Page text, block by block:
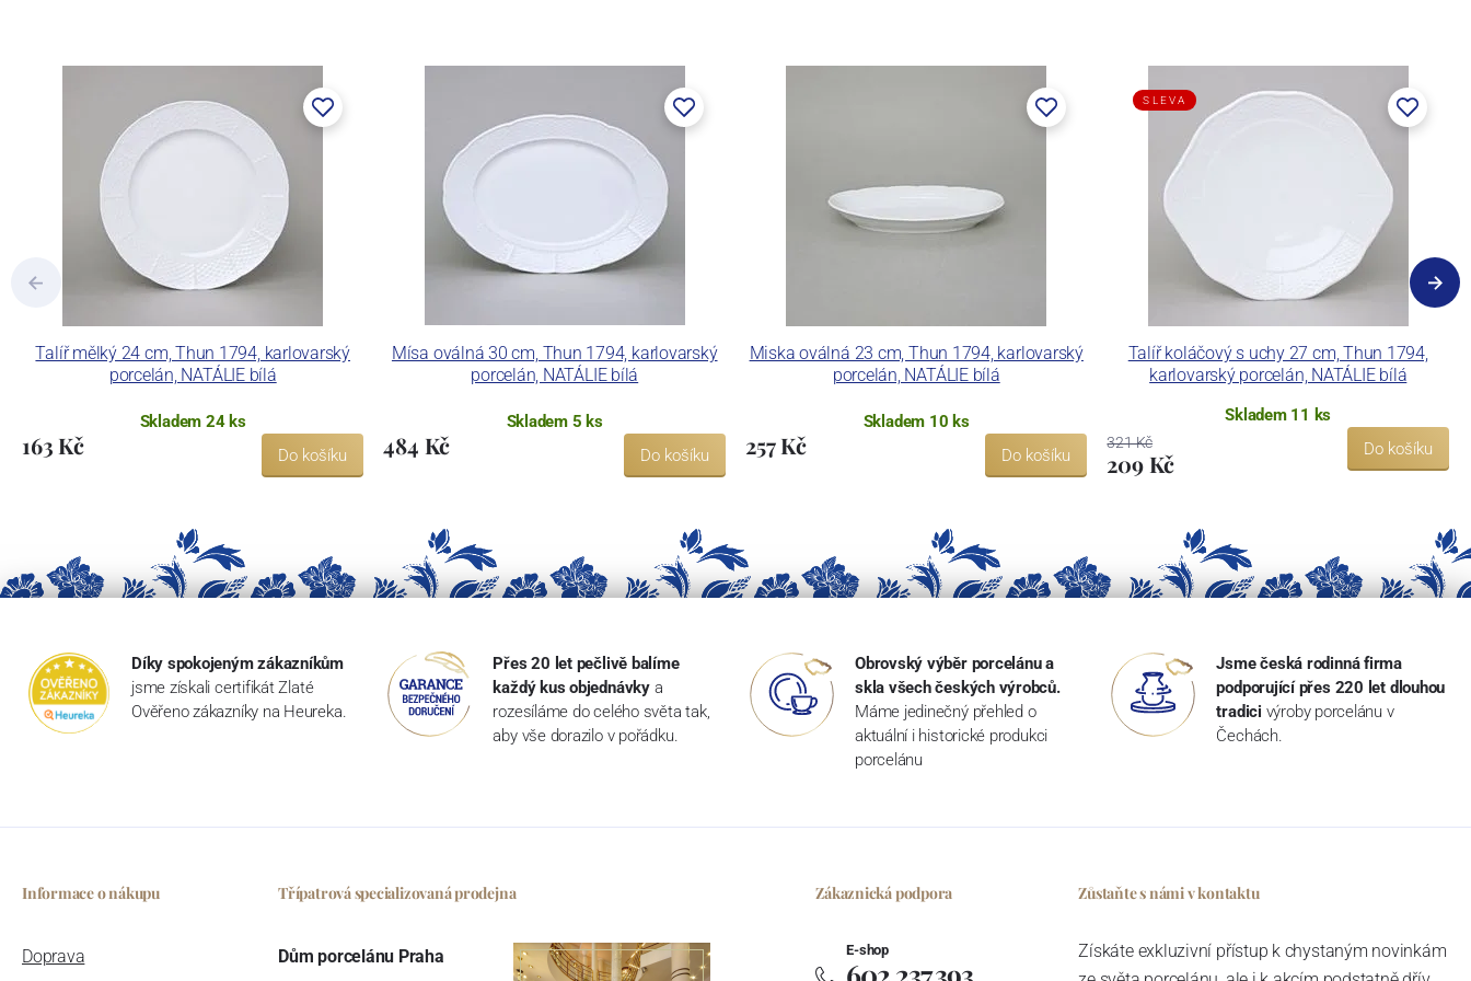
a.s. včetně ochranné známky a technologických zařízení. Závod je vybaven zařízením na výrobu
tlakového lití, moderními komorovými pecemi a vtavnou dekorační pecí. Závod je schopen
dekorovat své výrobky pomocí klasických dekoračních technik.
Concordia Lesov používá ochrannou známku LC a Thun Hotel & Restaurant.
Talíř mělký 24 cm, Thun 1794, karlovarský
porcelán, NATÁLIE bílá
Skladem 24 ks
163 Kč Do košíku
Mísa oválná 30 cm, Thun 1794, karlovarský
porcelán, NATÁLIE bílá
Skladem 5 ks
484 Kč Do košíku
Miska oválná 23 cm, Thun 1794, karlovarský
porcelán, NATÁLIE bílá
Skladem 10 ks
257 Kč Do košíku
Talíř koláčový s uchy 27 cm, Thun 1794,
karlovarský porcelán, NATÁLIE bílá
SLEVA
Skladem 11 ks
321 Kč
209 Kč
Do košíku
Díky spokojeným zákazníkům
jsme získali certifikát Zlaté
Ověřeno zákazníky na Heureka.
Přes 20 let pečlivě balíme
každý kus objednávky a
rozesíláme do celého světa tak,
aby vše dorazilo v pořádku.
Obrovský výběr porcelánu a
skla všech českých výrobců.
Máme jedinečný přehled o
aktuální i historické produkci
porcelánu
Jsme česká rodinná firma
podporující přes 220 let dlouhou
tradici výroby porcelánu v
Čechách.
Informace o nákupu
Doprava
Třípatrová specializovaná prodejna
Dům porcelánu Praha
Zákaznická podpora
E-shop
602 237 393
Zůstaňte s námi v kontaktu
Získáte exkluzivní přístup k chystaným novinkám